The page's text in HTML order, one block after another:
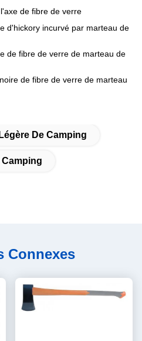
de fibre de verre
d'hickory incurvé par marteau de
de fibre de verre de marteau de
de fibre de verre de marteau
De Camping
Camping
Connexes